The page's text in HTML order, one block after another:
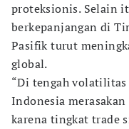
proteksionis. Selain
berkepanjangan di
Pasifik turut
global.
“Di tengah
Indonesia
karena tingkat trade